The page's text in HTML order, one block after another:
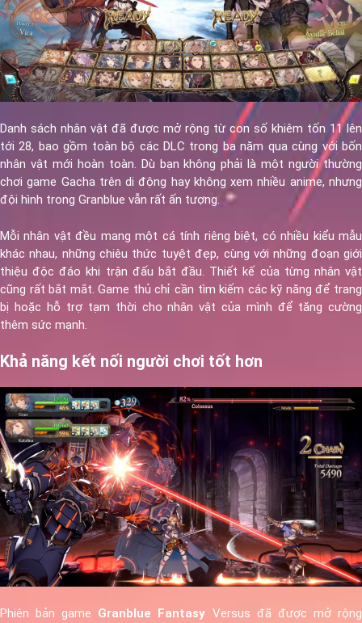
Danh sách nhân vật đã được mở rộng từ con số khiêm tốn 11 lên
tới 28, bao gồm toàn bộ các DLC trong ba năm qua cùng với bốn
nhân vật mới hoàn toàn. Dù bạn không phải là một người thường
chơi game Gacha trên di động hay không xem nhiều anime, nhưng
đội hình trong Granblue vẫn rất ấn tượng.
Mỗi nhân vật đều mang một cá tính riêng biệt, có nhiều kiểu mẫu
khác nhau, những chiêu thức tuyệt đẹp, cùng với những đoạn giới
thiệu độc đáo khi trận đấu bắt đầu. Thiết kế của từng nhân vật
cũng rất bắt mắt. Game thủ chỉ cần tìm kiếm các kỹ năng để trang
bị hoặc hỗ trợ tạm thời cho nhân vật của mình để tăng cường
thêm sức mạnh.
Khả năng kết nối người chơi tốt hơn
Phiên bản game Granblue Fantasy Versus đã được mở rộng